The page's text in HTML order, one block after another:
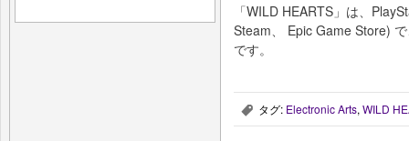
「WILD HEARTS」は、
Steam、 Epic Game Store)
です。
, タグ: Electronic Arts, WILD